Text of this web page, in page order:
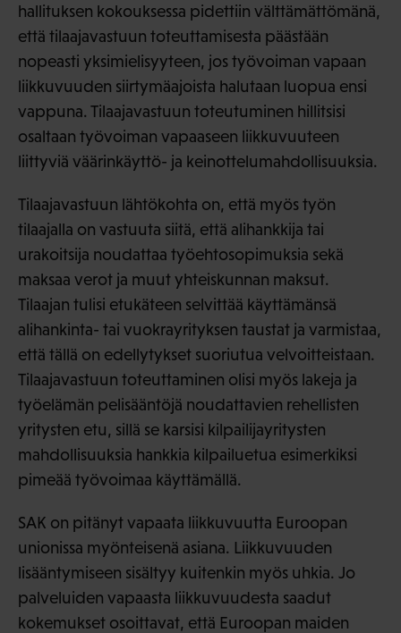
hallituksen kokouksessa pidettiin välttämättömänä,
että tilaajavastuun toteuttamisesta päästään
nopeasti yksimielisyyteen, jos työvoiman vapaan
liikkuvuuden siirtymäajoista halutaan luopua ensi
vappuna. Tilaajavastuun toteutuminen hillitsisi
osaltaan työvoiman vapaaseen liikkuvuuteen
liittyviä väärinkäyttö- ja keinottelumahdollisuuksia.
Tilaajavastuun lähtökohta on, että myös työn
tilaajalla on vastuuta siitä, että alihankkija tai
urakoitsija noudattaa työehtosopimuksia sekä
maksaa verot ja muut yhteiskunnan maksut.
Tilaajan tulisi etukäteen selvittää käyttämänsä
alihankinta- tai vuokrayrityksen taustat ja varmistaa,
että tällä on edellytykset suoriutua velvoitteistaan.
Tilaajavastuun toteuttaminen olisi myös lakeja ja
työelämän pelisääntöjä noudattavien rehellisten
yritysten etu, sillä se karsisi kilpailijayritysten
mahdollisuuksia hankkia kilpailuetua esimerkiksi
pimeää työvoimaa käyttämällä.
SAK on pitänyt vapaata liikkuvuutta Euroopan
unionissa myönteisenä asiana. Liikkuvuuden
lisääntymiseen sisältyy kuitenkin myös uhkia. Jo
palveluiden vapaasta liikkuvuudesta saadut
kokemukset osoittavat, että Euroopan maiden